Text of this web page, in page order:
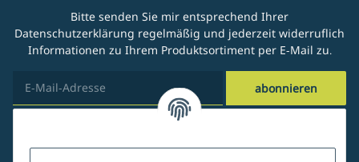
Bitte senden Sie mir entsprechend Ihrer
Datenschutzerklärung regelmäßig und jederzeit widerruflich
Informationen zu Ihrem Produktsortiment per E-Mail zu.
abonnieren